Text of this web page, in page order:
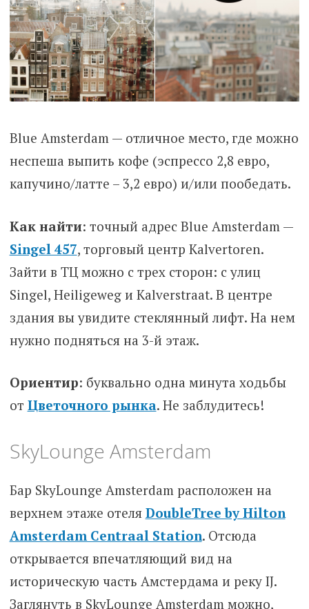
Blue Amsterdam — отличное место, где можно
неспеша выпить кофе (эспрессо 2,8 евро,
капучино/латте – 3,2 евро) и/или пообедать.
Как найти: точный адрес Blue Amsterdam —
Singel 457, торговый центр Kalvertoren.
Зайти в ТЦ можно с трех сторон: с улиц
Singel, Heiligeweg и Kalverstraat. В центре
здания вы увидите стеклянный лифт. На нем
нужно подняться на 3-й этаж.
Ориентир: буквально одна минута ходьбы
от Цветочного рынка. Не заблудитесь!
SkyLounge Amsterdam
Бар SkyLounge Amsterdam расположен на
верхнем этаже отеля DoubleTree by Hilton
Amsterdam Centraal Station. Отсюда
открывается впечатляющий вид на
историческую часть Амстердама и реку IJ.
Заглянуть в SkyLounge Amsterdam можно,